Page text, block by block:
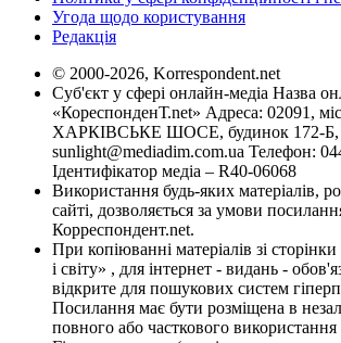
Угода щодо користування
Редакція
© 2000-2026, Korrespondent.net
Суб'єкт у сфері онлайн-медіа Назва
«КореспонденТ.net» Адреса: 02091,
ХАРКІВСЬКЕ ШОСЕ, будинок 172-Б,
sunlight@mediadim.com.ua Телефон:
Ідентифікатор медіа – R40-06068
Використання будь-яких матеріалів,
сайті, дозволяється за умови
Корреспондент.net.
При копіюванні матеріалів зі
і світу» , для інтернет - видань -
відкрите для пошукових систем
Посилання має бути розміщена в
повного або часткового використання